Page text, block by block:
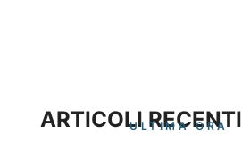
ARTICOLI RECENTI
ULTIMA ORA